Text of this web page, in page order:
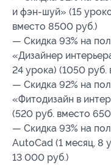
и фэн-шуй» (15
вместо 8500 руб.)
— Скидка 93% на
«Дизайнер
24 урока) (1050
— Скидка 92% на
«Фитодизайн в
(520 руб. вместо
— Скидка 93% на
AutoCad (1 месяц, 8
13 000 руб.)